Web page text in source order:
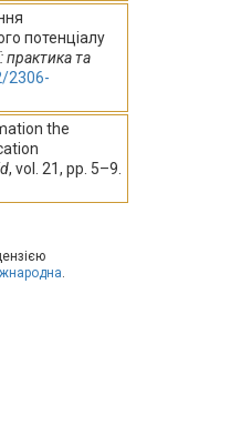
потенціалу
практика та
2306-
the
, vol. 21, pp. 5–9.
.